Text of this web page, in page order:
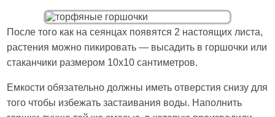
После того как на сеянцах появятся 2 настоящих листа,
растения можно пикировать — высадить в горшочки или
стаканчики размером 10х10 сантиметров.
Емкости обязательно должны иметь отверстия снизу для
того чтобы избежать застаивания воды. Наполнить